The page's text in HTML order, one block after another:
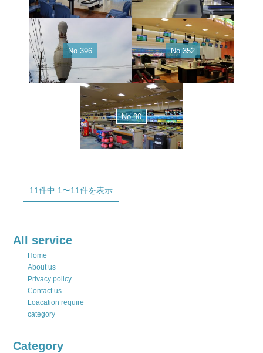
No.396 No.352
No.90
11件中 1〜11件を表示
All service
Home
About us
Privacy policy
Contact us
Loacation require
category
Category